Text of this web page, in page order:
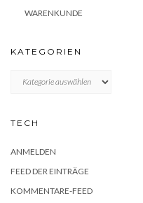
WARENKUNDE
KATEGORIEN
TECH
ANMELDEN
FEED DER EINTRÄGE
KOMMENTARE-FEED